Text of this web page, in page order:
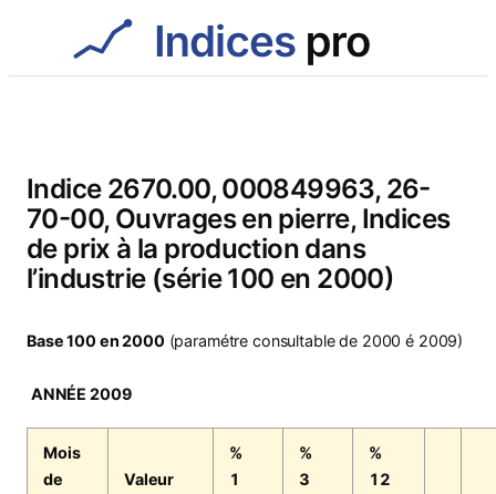
Indice 2670.00, 000849963, 26-
70-00, Ouvrages en pierre, Indices
de prix à la production dans
l’industrie (série 100 en 2000)
Base 100 en 2000 (paramétre consultable de 2000 é 2009)
ANNÉE 2009
Mois
de
Valeur
%
1
%
3
%
12